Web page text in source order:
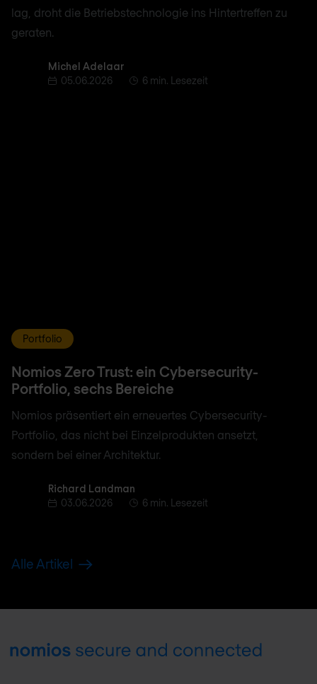
lag, droht die Betriebstechnologie ins Hintertreffen zu
geraten.
Michel Adelaar
Michel Adelaar
05.06.2026
6 min. Lesezeit
Portfolio
Nomios Zero Trust: ein Cybersecurity-
Portfolio, sechs Bereiche
Nomios präsentiert ein erneuertes Cybersecurity-
Portfolio, das nicht bei Einzelprodukten ansetzt,
sondern bei einer Architektur.
Richard Landman
Richard Landman
03.06.2026
6 min. Lesezeit
Alle Artikel
Footer